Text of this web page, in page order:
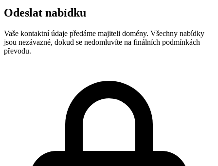
Odeslat nabídku
Vaše kontaktní údaje předáme majiteli domény. Všechny nabídky
jsou nezávazné, dokud se nedomluvíte na finálních podmínkách
převodu.